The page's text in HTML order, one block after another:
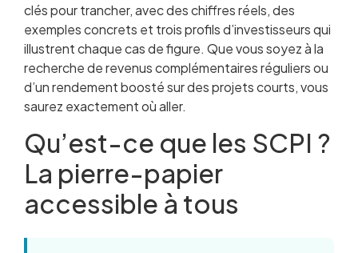
clés pour trancher, avec des chiffres réels, des
exemples concrets et trois profils d’investisseurs qui
illustrent chaque cas de figure. Que vous soyez à la
recherche de revenus complémentaires réguliers ou
d’un rendement boosté sur des projets courts, vous
saurez exactement où aller.
Qu’est-ce que les SCPI ?
La pierre-papier
accessible à tous